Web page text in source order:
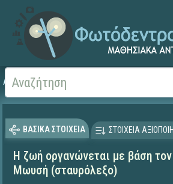
Αρχική
ΒΑΣΙΚΑ ΣΤΟΙΧΕΙΑ ΣΤΟΙΧΕΙΑ
Η ζωή οργανώνεται με βάση
Μωυσή (σταυρόλεξο)